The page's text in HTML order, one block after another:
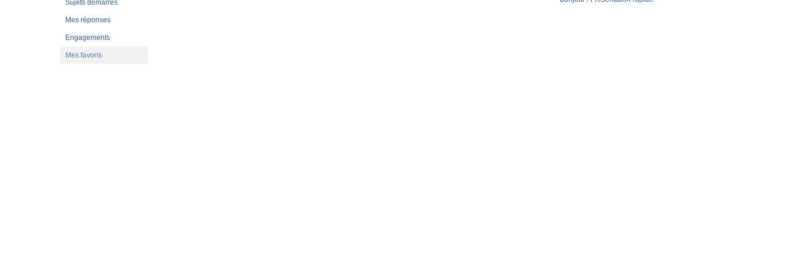
Sujets démarrés
Mes réponses
Engagements
Mes favoris